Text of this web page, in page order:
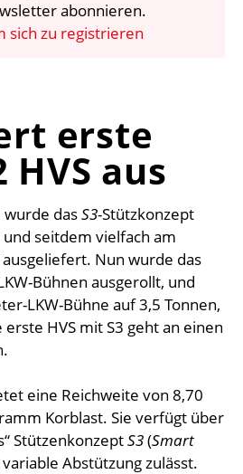
& BÜHNE
KONTAKT
abonnieren.
sich zu registrieren
erste
HVS aus
dasS3-Stützkonzept
seitdem vielfach am
ausgeliefert. Nun wurde das
Bühnen ausgerollt, und
LKW-Bühne auf 3,5 Tonnen,
erste HVS mit S3 geht an einen
eine Reichweite von 8,70
Korblast. Sie verfügt über
StützenkonzeptS3(Smart
variable Abstützung zulässt.